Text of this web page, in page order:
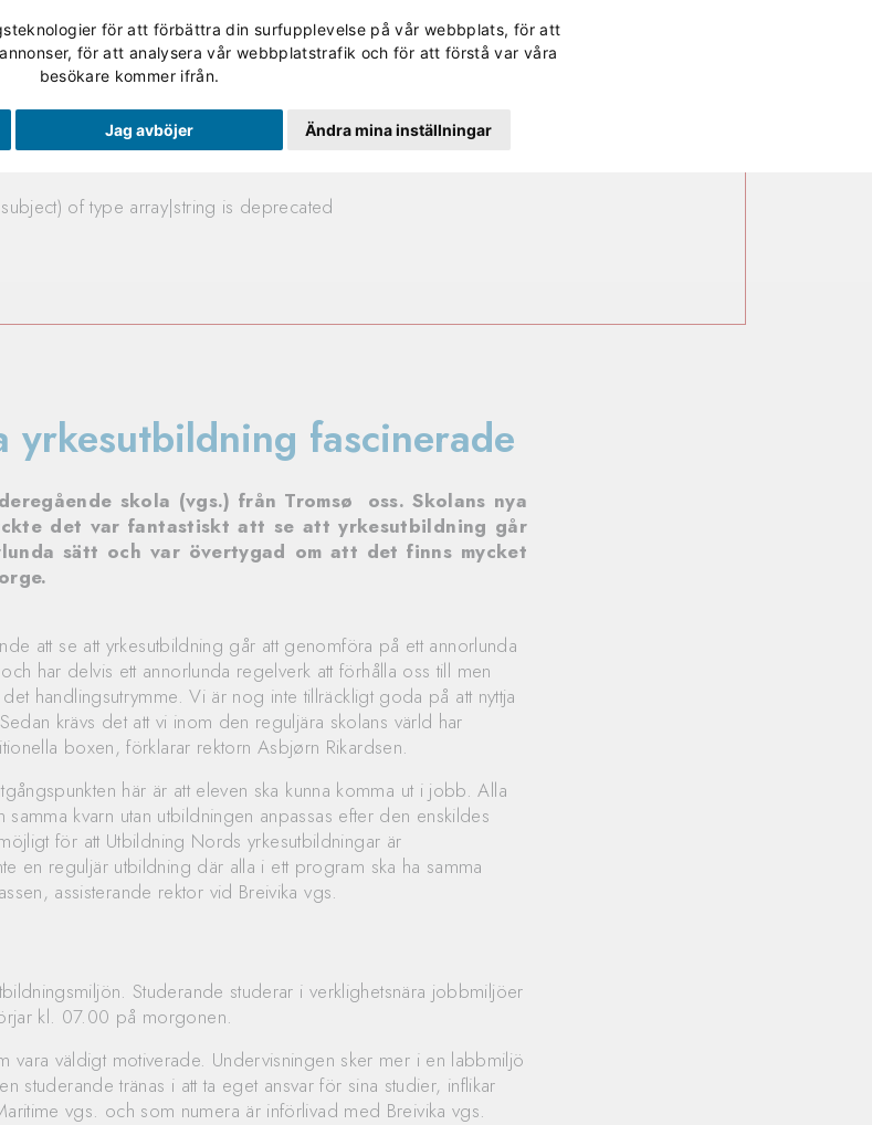
för att förbättra din surfupplevelse på vår webbplats, för att
för att analysera vår webbplatstrafik och för att förstå var våra
besökare kommer ifrån.
Jag avböjer Ändra mina inställningar
Studerande Skolan Om Utbildning Nord Kontakt Lättläst
of type array|string is deprecated
yrkesutbildning fascinerade
skola (vgs.) från Tromsø oss. Skolans nya
det var fantastiskt att se att yrkesutbildning går
sätt och var övertygad om att det finns mycket
att se att yrkesutbildning går att genomföra på ett annorlunda
har delvis ett annorlunda regelverk att förhålla oss till men
handlingsutrymme. Vi är nog inte tillräckligt goda på att nyttja
krävs det att vi inom den reguljära skolans värld har
boxen, förklarar rektorn Asbjørn Rikardsen.
här är att eleven ska kunna komma ut i jobb. Alla
kvarn utan utbildningen anpassas efter den enskildes
för att Utbildning Nords yrkesutbildningar är
en reguljär utbildning där alla i ett program ska ha samma
assisterande rektor vid Breivika vgs.
Studerande studerar i verklighetsnära jobbmiljöer
kl. 07.00 på morgonen.
vara väldigt motiverade. Undervisningen sker mer i en labbmiljö
studerande tränas i att ta eget ansvar för sina studier, inflikar
vgs. och som numera är införlivad med Breivika vgs.